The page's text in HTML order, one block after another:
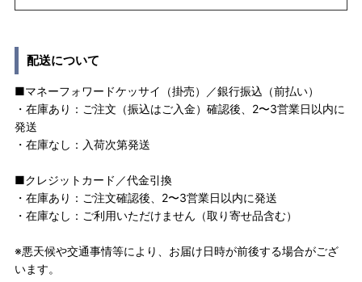
配送について
■マネーフォワードケッサイ（掛売）／銀行振込（前払い）
・在庫あり：ご注文（振込はご入金）確認後、2〜3営業日以内に
発送
・在庫なし：入荷次第発送
■クレジットカード／代金引換
・在庫あり：ご注文確認後、2〜3営業日以内に発送
・在庫なし：ご利用いただけません（取り寄せ品含む）
※悪天候や交通事情等により、お届け日時が前後する場合がござ
います。